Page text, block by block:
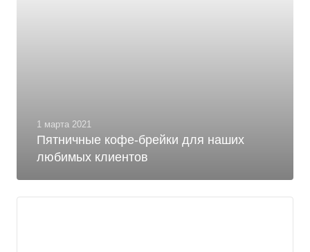
Пятничные кофе-брейки для наших
любимых клиентов
1 марта 2021